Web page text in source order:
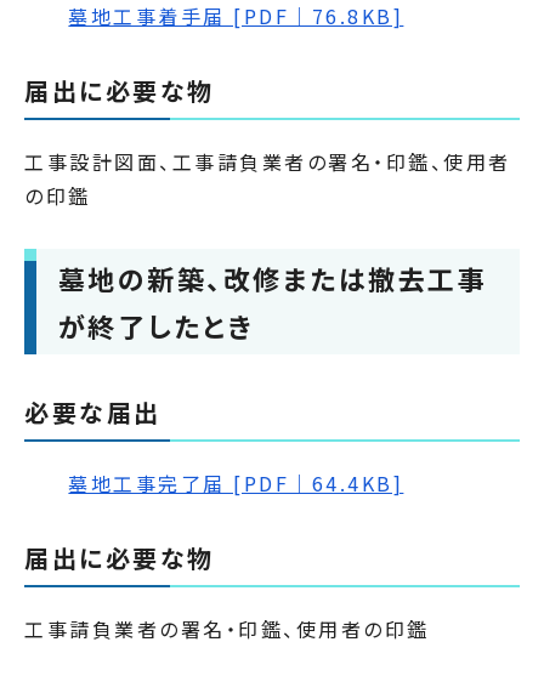
墓地工事着手届 [PDF｜76.8KB]
届出に必要な物
工事設計図面、工事請負業者の署名・印鑑、使用者
の印鑑
墓地の新築、改修または撤去工事
が終了したとき
必要な届出
墓地工事完了届 [PDF｜64.4KB]
届出に必要な物
工事請負業者の署名・印鑑、使用者の印鑑